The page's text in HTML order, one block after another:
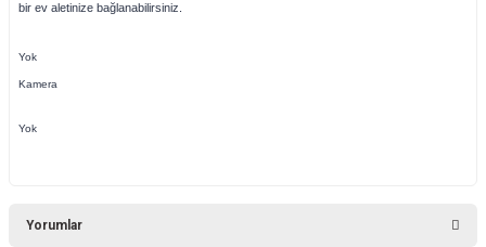
bir ev aletinize bağlanabilirsiniz.
Yok
Kamera
Yok
Yorumlar